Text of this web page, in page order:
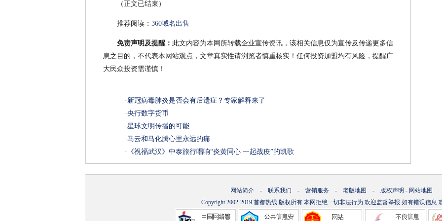
（正文已结束）
推荐阅读： 360域名出售
免责声明及提醒： 此文内容为本网所转载企业宣传资讯，该相关信息仅为宣传及传递更多信
息之目的，不代表本网站观点，文章真实性请浏览者慎重核实！任何投资加盟均有风险，提醒广
大民众投资需谨慎！
· 新冠病毒肺炎是否会有后遗症？专家解释来了
·央行数字货币
·星球文明传播的可能
·马云和马化腾心里永远的痛
·
《祝福武汉》中泰旅行唱响“炎黄同心 一起战疫”的凯歌
网站简介 - 联系我们 - 营销服务 - 老版地图 - 版权声明 - 网站地图
Copyright.2002-2019 首都热线版权所有 本网拒绝一切非法行为 欢迎监督举报 如有错误信息